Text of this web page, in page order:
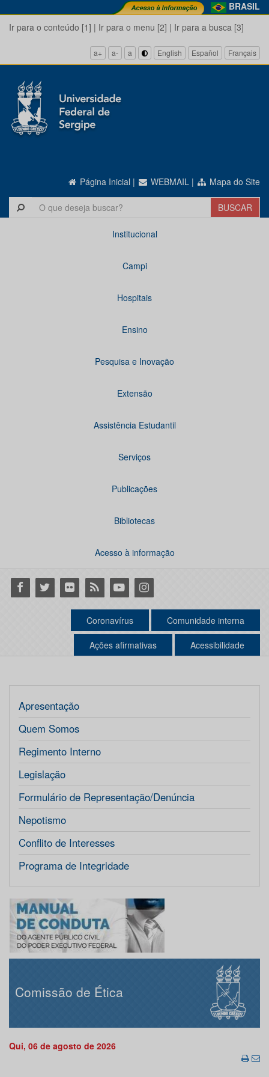
BRASIL
Ir para o conteúdo [1] | Ir para o menu [2] | Ir para a busca [3]
a+ a- a English Español Français
Página Inicial | WEBMAIL | Mapa do Site
Institucional
Campi
Hospitais
Ensino
Pesquisa e Inovação
Extensão
Assistência Estudantil
Serviços
Publicações
Bibliotecas
Acesso à informação
Facebook
Twitter Flickr RSS YoutubeInstagram
Coronavírus Comunidade interna
Ações afirmativas Acessibilidade
Apresentação
Quem Somos
Regimento Interno
Legislação
Formulário de Representação/Denúncia
Nepotismo
Conflito de Interesses
Programa de Integridade
Comissão de Ética
Qui, 06 de agosto de 2026